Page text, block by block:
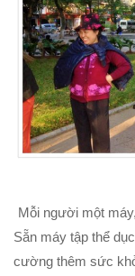
Mỗi người một
Sẵn máy tập thể
cường thêm sức